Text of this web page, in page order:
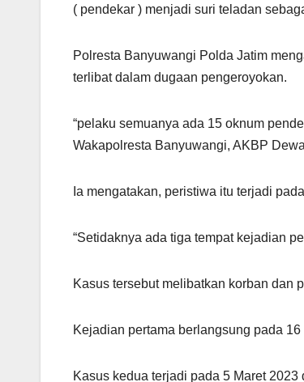
( pendekar ) menjadi suri teladan
Polresta Banyuwangi Polda Jatim
terlibat dalam dugaan pengeroyokan.
“pelaku semuanya ada 15 oknum
Wakapolresta Banyuwangi, AKBP
Ia mengatakan, peristiwa itu terjadi
“Setidaknya ada tiga tempat kejadian
Kasus tersebut melibatkan korban dan
Kejadian pertama berlangsung pada
Kasus kedua terjadi pada 5 Maret